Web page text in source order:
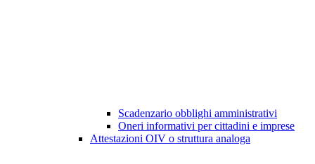
Scadenzario obblighi amministrativi
Oneri informativi per cittadini e imprese
Attestazioni OIV o struttura analoga